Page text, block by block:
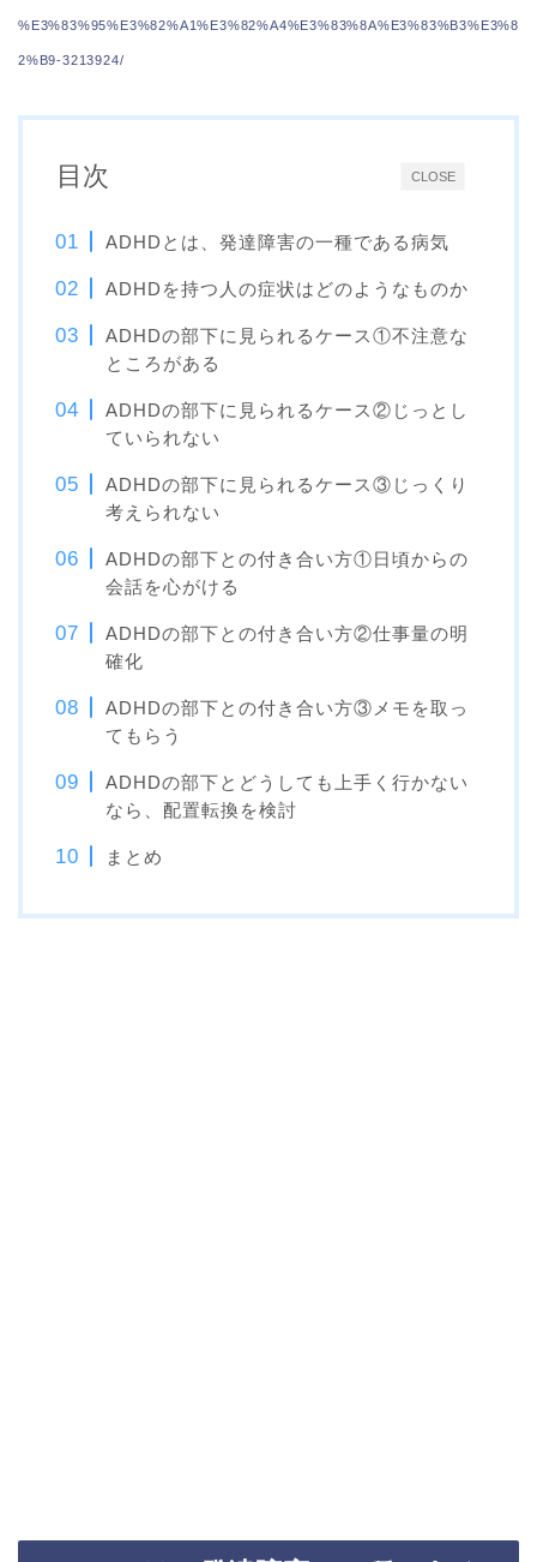
%E3%83%95%E3%82%A1%E3%82%A4%E3%83%8A%E3%83%B3%E3%8
2%B9-3213924/
CLOSE
目次
ADHDとは、発達障害の一種である病気
ADHDを持つ人の症状はどのようなものか
ADHDの部下に見られるケース①不注意な
ところがある
ADHDの部下に見られるケース②じっとし
ていられない
ADHDの部下に見られるケース③じっくり
考えられない
ADHDの部下との付き合い方①日頃からの
会話を心がける
ADHDの部下との付き合い方②仕事量の明
確化
ADHDの部下との付き合い方③メモを取っ
てもらう
ADHDの部下とどうしても上手く行かない
なら、配置転換を検討
まとめ